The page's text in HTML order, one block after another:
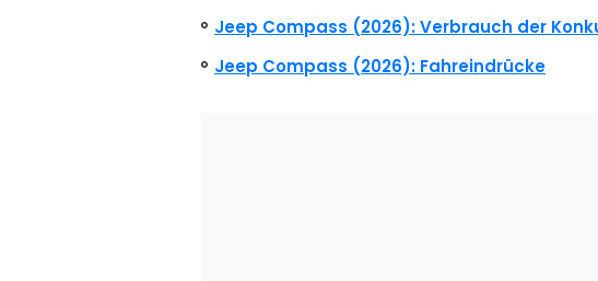
Jeep Compass (2026): Verbrauch der
Jeep Compass (2026): Fahreindrücke